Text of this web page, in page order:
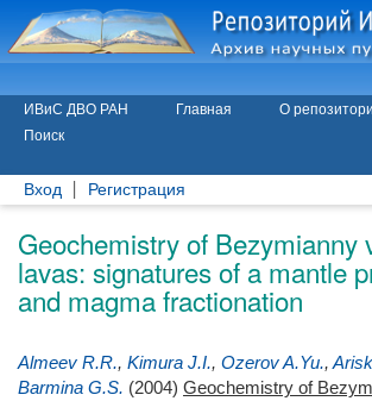
ИВиС ДВО РАН Главная О
Поиск
Вход Регистрация
Geochemistry of Bezymianny
lavas: signatures of a mantle
and magma fractionation
Almeev R.R., Kimura J.I., Ozerov A.Yu.,
Barmina G.S. (2004) Geochemistry of